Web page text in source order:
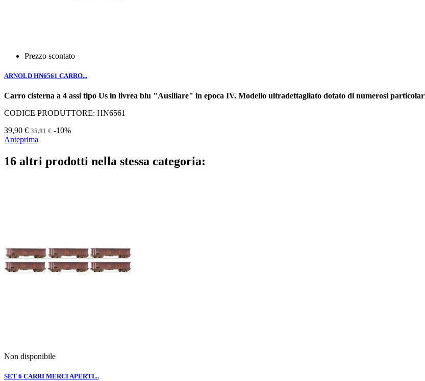
Prezzo scontato
ARNOLD HN6561 CARRO...
Carro cisterna a 4 assi tipo Us in livrea blu "Ausiliare" in epoca IV. Modello ultradettagliato dotato di numerosi
CODICE PRODUTTORE: HN6561
39,90 € 35,91 € -10%
Anteprima
16 altri prodotti nella stessa categoria:
Non disponibile
SET 6 CARRI MERCI APERTI...